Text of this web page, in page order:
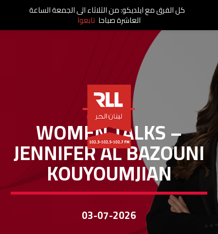
WOMEN TALKS
WOMEN TALKS –
JENNIFER AL BAZOUNI
KOUYOUMJIAN
03-07-2026
كل الفرق مع ايلديكو: من الثلاثاء الى الجمعة الساعة
العاشرة صباحا تابعوا